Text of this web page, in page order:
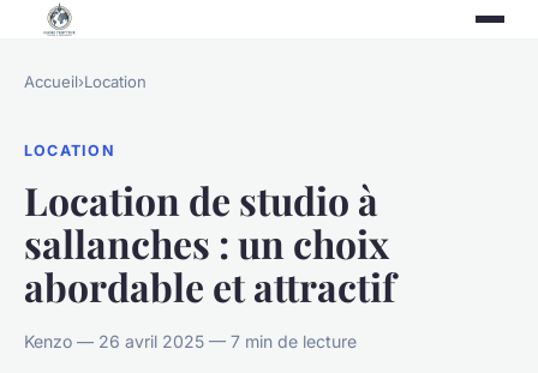
Accueil›Location
LOCATION
Location de studio à
sallanches : un choix
abordable et attractif
Kenzo — 26 avril 2025 — 7 min de lecture